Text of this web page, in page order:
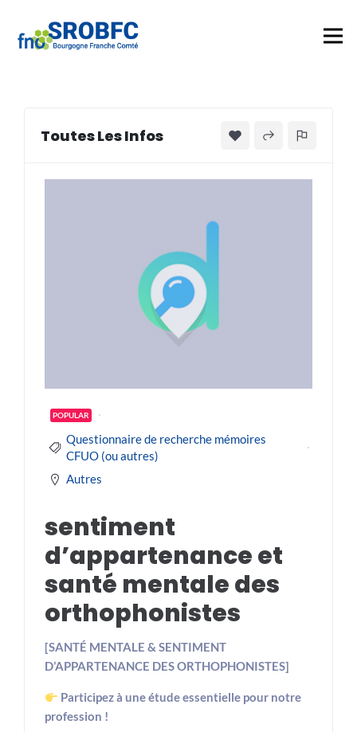
Toutes Les Infos
POPULAR
Questionnaire de recherche mémoires
CFUO (ou autres)
Autres
sentiment
d’appartenance et
santé mentale des
orthophonistes
[SANTÉ MENTALE & SENTIMENT
D’APPARTENANCE DES ORTHOPHONISTES]
Participez à une étude essentielle pour notre
profession !